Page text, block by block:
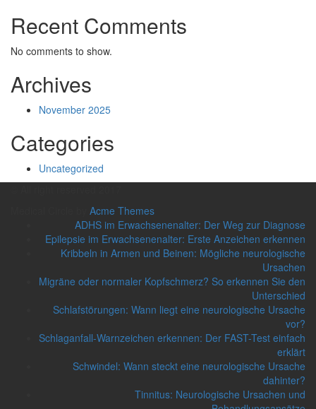
Recent Comments
No comments to show.
Archives
November 2025
Categories
Uncategorized
Acme Themes
ADHS im Erwachsenenalter: Der Weg zur Diagnose
Epilepsie im Erwachsenenalter: Erste Anzeichen erkennen
Kribbeln in Armen und Beinen: Mögliche neurologische
Ursachen
Migräne oder normaler Kopfschmerz? So erkennen Sie den
Unterschied
Schlafstörungen: Wann liegt eine neurologische Ursache
vor?
Schlaganfall-Warnzeichen erkennen: Der FAST-Test einfach
erklärt
Schwindel: Wann steckt eine neurologische Ursache
dahinter?
Tinnitus: Neurologische Ursachen und